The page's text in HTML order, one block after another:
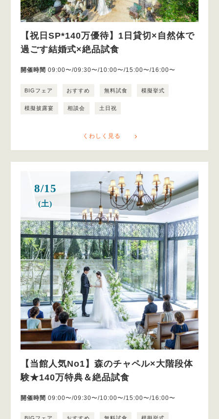
【祝日SP*140万優待】1日貸切×自然体で
過ごす結婚式×絶品試食
開催時間 09:00〜/09:30〜/10:00〜/15:00〜/16:00〜
BIGフェア おすすめ 無料試食 模擬挙式
模擬披露宴 相談会 土日祝
くわしく見る
8/15
(土)
【当館人気No1】森のチャペル×大階段体
験★140万特典＆絶品試食
開催時間 09:00〜/09:30〜/10:00〜/15:00〜/16:00〜